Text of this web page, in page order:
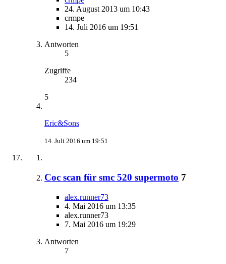
24. August 2013 um 10:43
crmpe
14. Juli 2016 um 19:51
Antworten
5
Zugriffe
234
5
Eric&Sons
14. Juli 2016 um 19:51
Coc scan für smc 520 supermoto 7
alex.runner73
4. Mai 2016 um 13:35
alex.runner73
7. Mai 2016 um 19:29
Antworten
7